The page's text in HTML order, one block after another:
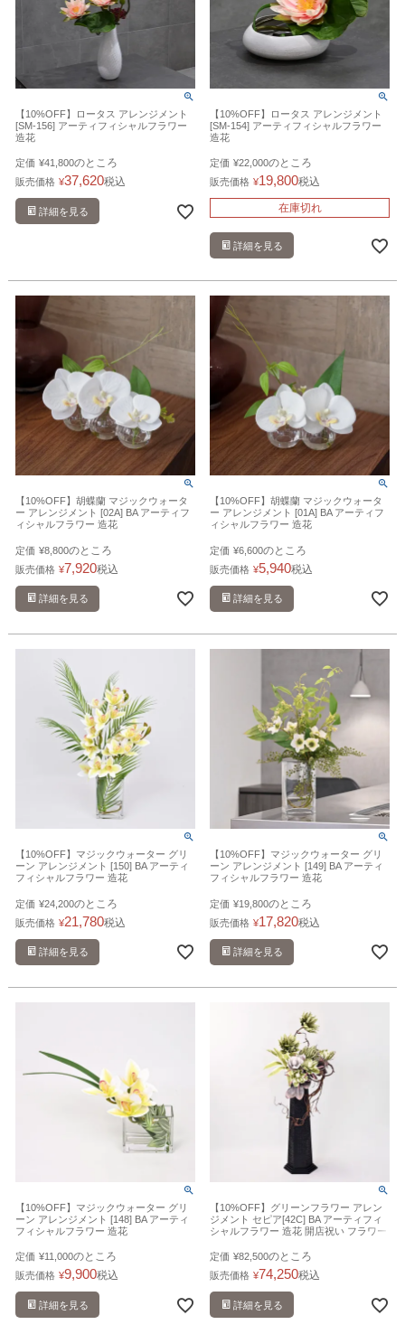
【10%OFF】ロータス アレンジメント
[SM-156] アーティフィシャルフラワー
造花
定価 ¥41,800のところ
販売価格 ¥37,620税込
詳細を見る
【10%OFF】ロータス アレンジメント
[SM-154] アーティフィシャルフラワー
造花
定価 ¥22,000のところ
販売価格 ¥19,800税込
在庫切れ
詳細を見る
【10%OFF】胡蝶蘭 マジックウォータ
ー アレンジメント [02A] BA アーティフ
ィシャルフラワー 造花
定価 ¥8,800のところ
販売価格 ¥7,920税込
詳細を見る
【10%OFF】胡蝶蘭 マジックウォータ
ー アレンジメント [01A] BA アーティフ
ィシャルフラワー 造花
定価 ¥6,600のところ
販売価格 ¥5,940税込
詳細を見る
【10%OFF】マジックウォーター グリ
ーン アレンジメント [150] BA アーティ
フィシャルフラワー 造花
定価 ¥24,200のところ
販売価格 ¥21,780税込
詳細を見る
【10%OFF】マジックウォーター グリ
ーン アレンジメント [149] BA アーティ
フィシャルフラワー 造花
定価 ¥19,800のところ
販売価格 ¥17,820税込
詳細を見る
【10%OFF】マジックウォーター グリ
ーン アレンジメント [148] BA アーティ
フィシャルフラワー 造花
定価 ¥11,000のところ
販売価格 ¥9,900税込
詳細を見る
【10%OFF】グリーンフラワー アレン
ジメント セピア[42C] BA アーティフィ
シャルフラワー 造花 開店祝い フラワー
定価 ¥82,500のところ
販売価格 ¥74,250税込
詳細を見る